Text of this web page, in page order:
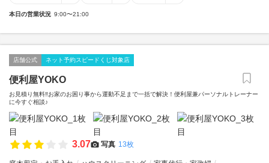
本日の営業状況 9:00〜21:00
店舗公式 ネット予約スピードくじ対象店
便利屋YOKO
お見積り無料‼︎お家のお困り事から運動不足まで一括で解決！便利屋兼パーソナルトレーナー
に今すぐ相談♪
3.07 写真 13枚